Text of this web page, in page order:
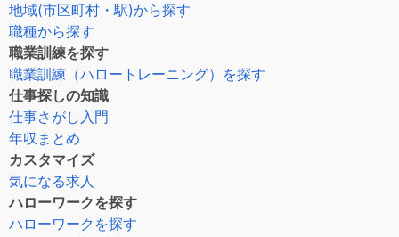
地域(市区町村・駅)から探す
職種から探す
職業訓練を探す
職業訓練（ハロートレーニング）を探す
仕事探しの知識
仕事さがし入門
年収まとめ
カスタマイズ
気になる求人
ハローワークを探す
ハローワークを探す